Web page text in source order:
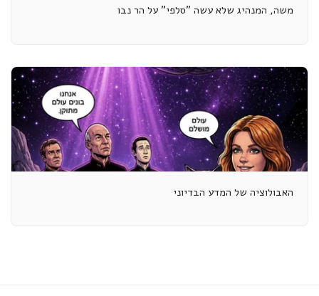
משה, המנהיג שלא עשה "סלפי" על הר נבו
האבולוציה של המדע הבדיוני